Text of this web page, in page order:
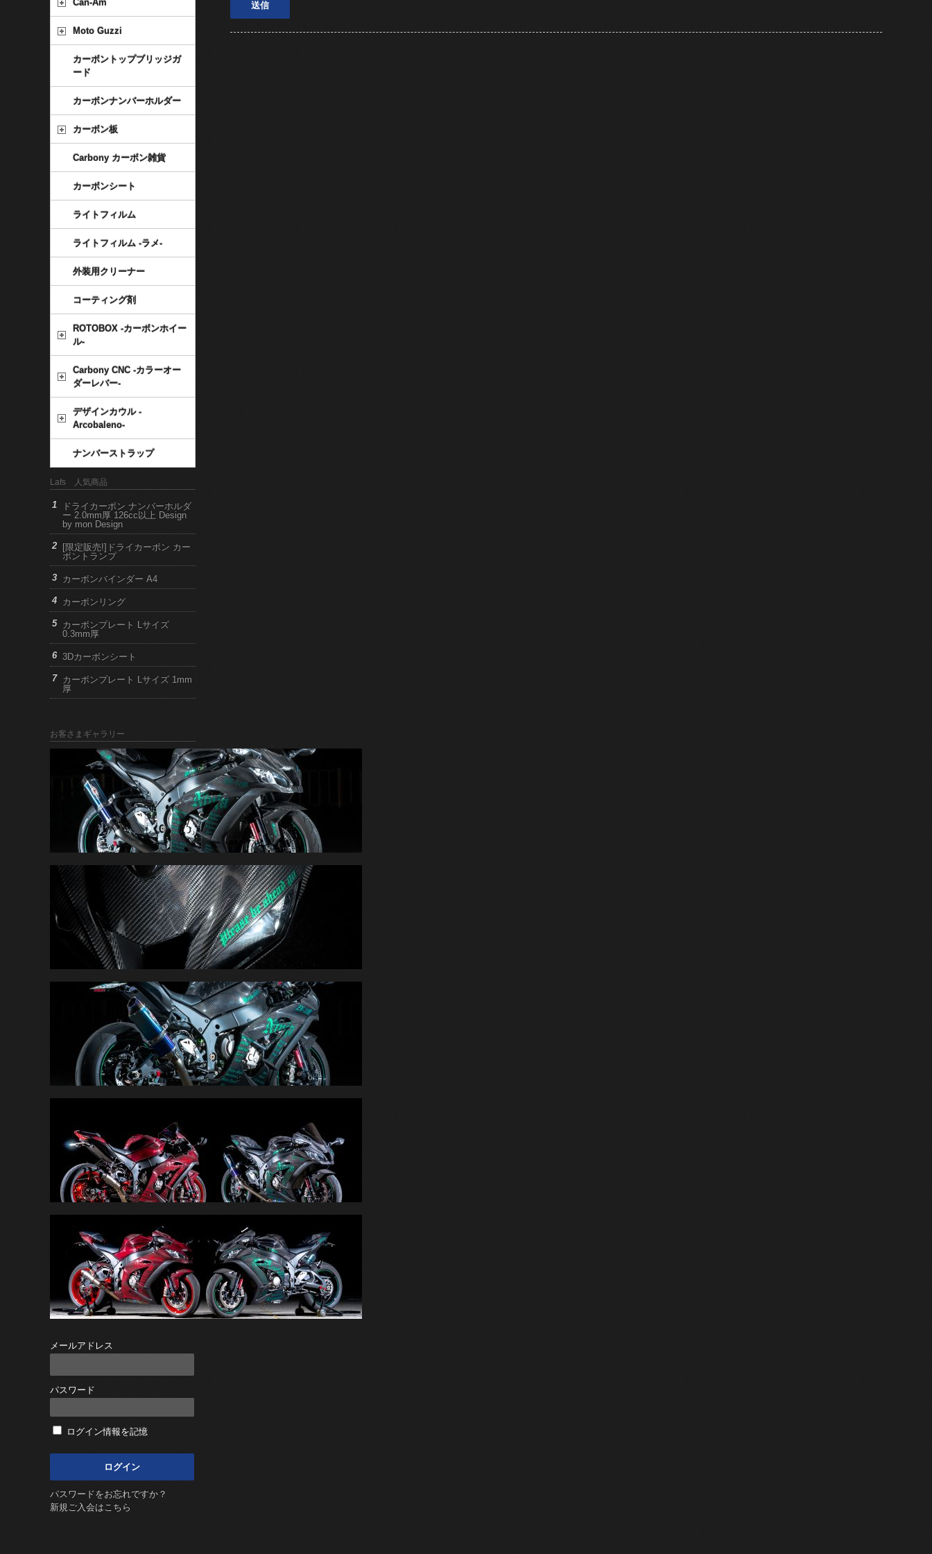
Can-Am
Moto Guzzi
カーボントップブリッジガ
ード
カーボンナンバーホルダー
カーボン板
Carbony カーボン雑貨
カーボンシート
ライトフィルム
ライトフィルム -ラメ-
外装用クリーナー
コーティング剤
ROTOBOX -カーボンホイー
ル-
Carbony CNC -カラーオー
ダーレバー-
デザインカウル -
Arcobaleno-
ナンバーストラップ
Lafs 人気商品
ドライカーボン ナンバーホルダ
ー 2.0mm厚 126cc以上 Design
by mon Design
[限定販売!]ドライカーボン カー
ボントランプ
カーボンバインダー A4
カーボンリング
カーボンプレート Lサイズ
0.3mm厚
3Dカーボンシート
カーボンプレート Lサイズ 1mm
厚
お客さまギャラリー
メールアドレス
パスワード
ログイン情報を記憶
パスワードをお忘れですか？
新規ご入会はこちら